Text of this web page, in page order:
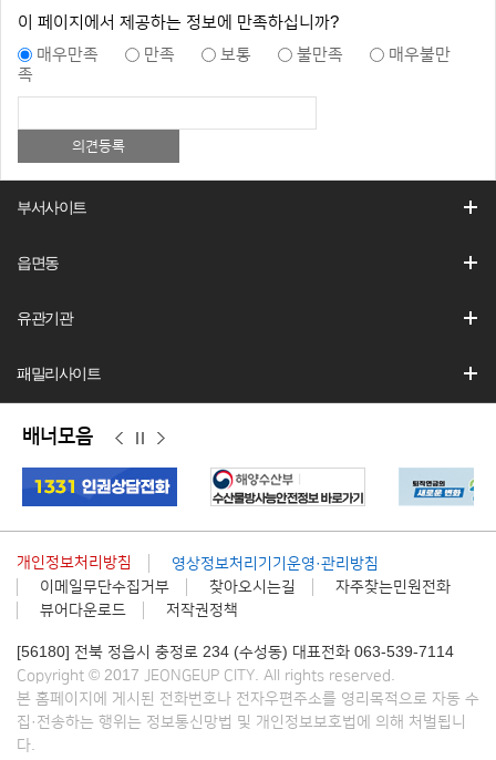
이 페이지에서 제공하는 정보에 만족하십니까?
매우만족
만족 보통 불만족
매우불만
족
부서사이트
읍면동
유관기관
패밀리사이트
배너모음
전 지 음
개인정보처리방침
영상정보처리기기운영·관리방침
이메일무단수집거부
찾아오시는길
자주찾는민원전화
뷰어다운로드
저작권정책
[56180] 전북 정읍시 충정로 234 (수성동) 대표전화 063-539-7114
Copyright © 2017 JEONGEUP CITY. All rights reserved.
본 홈페이지에 게시된 전화번호나 전자우편주소를 영리목적으로 자동 수
집·전송하는 행위는 정보통신망법 및 개인정보보호법에 의해 처벌됩니
다.